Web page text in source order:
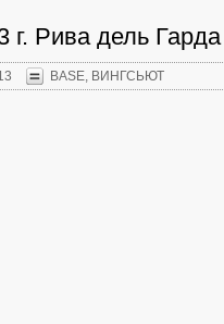
г. Рива дель
BASE, ВИНГСЬЮТ